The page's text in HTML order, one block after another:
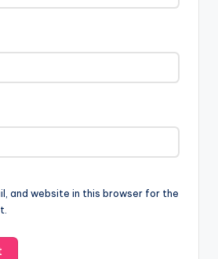
and website in this browser for the